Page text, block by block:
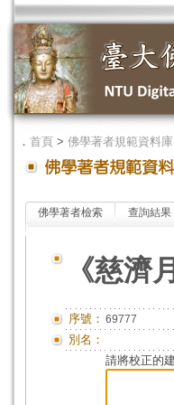
． 首頁 > 佛學著者規範資料庫
佛學著者檢索 查詢結果
《慈濟
序號： 69777
別名：
請將校正的